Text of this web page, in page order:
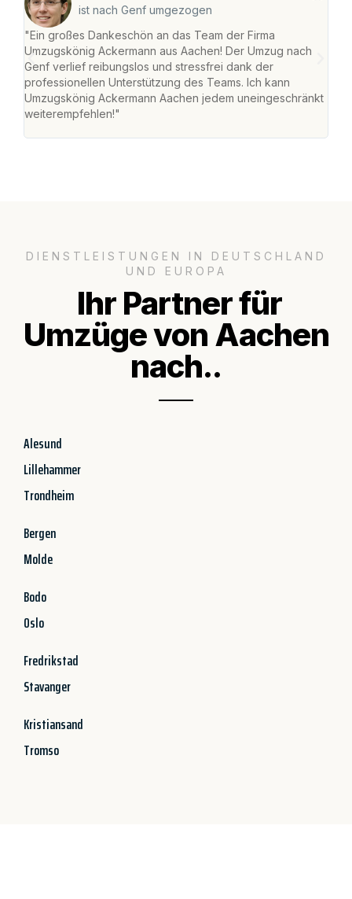
ist nach Genf umgezogen
"Ein großes Dankeschön an das Team der Firma
Umzugskönig Ackermann aus Aachen! Der Umzug nach
Genf verlief reibungslos und stressfrei dank der
professionellen Unterstützung des Teams. Ich kann
Umzugskönig Ackermann Aachen jedem uneingeschränkt
weiterempfehlen!"
DIENSTLEISTUNGEN IN DEUTSCHLAND
UND EUROPA
Ihr Partner für
Umzüge von Aachen
nach..
Alesund
Lillehammer
Trondheim
Bergen
Molde
Bodo
Oslo
Fredrikstad
Stavanger
Kristiansand
Tromso